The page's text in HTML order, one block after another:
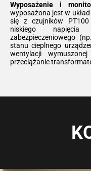
Wyposażenie i
wyposażona jest w
się z czujników
niskiego
zabezpieczeniowego
stanu cieplnego
wentylacji
przeciążanie